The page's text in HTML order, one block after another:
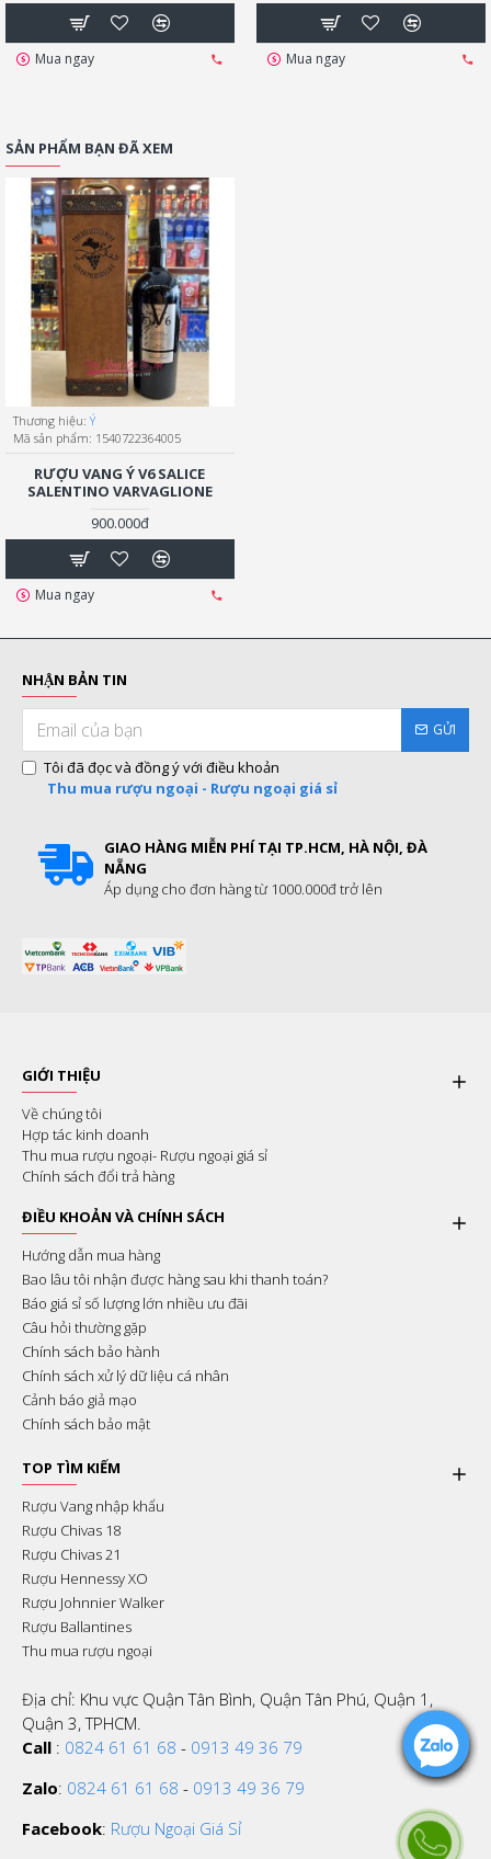
Mua ngay Mua ngay
SẢN PHẨM BẠN ĐÃ XEM
Thương hiệu: Ý
Mã sản phẩm: 1540722364005
RƯỢU VANG Ý V6 SALICE
SALENTINO VARVAGLIONE
900.000đ
Mua ngay
NHẬN BẢN TIN
GỬI
Tôi đã đọc và đồng ý với điều khoản
Thu mua rượu ngoại - Rượu ngoại giá sỉ
GIAO HÀNG MIỄN PHÍ TẠI TP.HCM, HÀ NỘI, ĐÀ
NẴNG
Áp dụng cho đơn hàng từ 1000.000đ trở lên
GIỚI THIỆU
Về chúng tôi
Hợp tác kinh doanh
Thu mua rượu ngoại- Rượu ngoại giá sỉ
Chính sách đổi trả hàng
ĐIỀU KHOẢN VÀ CHÍNH SÁCH
Hướng dẫn mua hàng
Bao lâu tôi nhận được hàng sau khi thanh toán?
Báo giá sỉ số lượng lớn nhiều ưu đãi
Câu hỏi thường gặp
Chính sách bảo hành
Chính sách xử lý dữ liệu cá nhân
Cảnh báo giả mạo
Chính sách bảo mật
TOP TÌM KIẾM
Rượu Vang nhập khẩu
Rượu Chivas 18
Rượu Chivas 21
Rượu Hennessy XO
Rượu Johnnier Walker
Rượu Ballantines
Thu mua rượu ngoại
Địa chỉ: Khu vực Quận Tân Bình, Quận Tân Phú, Quận 1,
Quận 3, TPHCM.
Call : 0824 61 61 68 - 0913 49 36 79
Zalo: 0824 61 61 68 - 0913 49 36 79
Facebook: Rượu Ngoại Giá Sỉ